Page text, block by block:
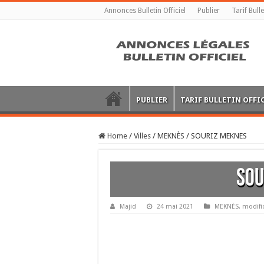
Annonces Bulletin Officiel Publier Tarif
PUBLIER TARIF BULLETIN
Home / Villes / MEKNÈS / SOURIZ MEKNES
Majid 24 mai 2021 MEKNÈS,